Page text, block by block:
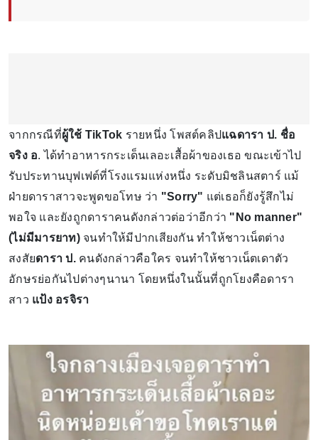
จากกรณีที่ผู้ใช้ TikTok รายหนึ่ง โพสต์คลิปแฉดารา ป. ชื่อ
จริง อ. ได้ทำอาหารกระเด็นเลอะเสื้อผ้าของเธอ ขณะเข้าไป
รับประทานบุฟเฟต์ที่โรงแรมแห่งหนึ่ง ระดับมิชลินสตาร์ แม้
ฝ่ายดาราสาวจะพูดขอโทษ ว่า "Sorry" แต่เธอก็ยังรู้สึกไม่
พอใจ และยังถูกดาราคนดังกล่าวต่อว่าอีกว่า "No manner"
(ไม่มีมารยาท)​ จนทำให้มีปากเสียงกัน ทำให้ชาวเน็ตต่าง
สงสัยดารา ป.คนดังกล่าวคือใคร จนทำให้ชาวเน็ตเดาตัว
อักษรย่อกันไปต่างๆนานา โดยหนึ่งในนั้นที่ถูกโยงคือดารา
สาว แป้ง อรจิรา